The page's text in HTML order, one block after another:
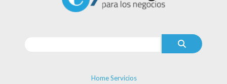
Home Servicios